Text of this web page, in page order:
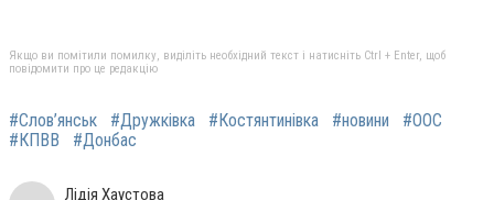
Якщо ви помітили помилку, виділіть необхідний текст і натисніть Ctrl + Enter, щоб
повідомити про це редакцію
#Слов’янськ #Дружківка #Костянтинівка #новини
#ООС
#КПВВ
#Донбас
Лідія Хаустова